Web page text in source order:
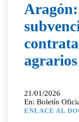
Aragón:
agrarios
21/01/2026
En: Boletín
ENLACE AL